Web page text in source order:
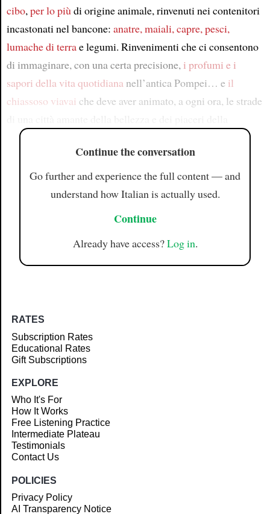
cibo,per lo piùdi origine animale, rinvenuti nei contenitori
incastonati nel bancone: anatre, maiali, capre, pesci,
lumache di terrae legumi. Rinvenimenti che ci consentono
di immaginare, con una certa precisione, i profumi e i
sapori della vita quotidiananell’antica Pompei… e il
chiassoso viavai che deve aver animato, a ogni ora, le strade
Continue the conversation
Go further and experience the full content — and
understand how Italian is actually used.
Continue
Already have access?Log in.
RATES
Subscription Rates
Educational Rates
Gift Subscriptions
EXPLORE
Who It's For
How It Works
Free Listening Practice
Intermediate Plateau
Testimonials
Contact Us
POLICIES
Privacy Policy
AI Transparency Notice